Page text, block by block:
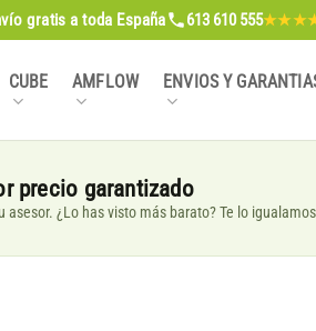
gratis a toda España 613 610 555
CUBE AMFLOW ENVIOS Y
precio garantizado
asesor. ¿Lo has visto más barato? Te lo